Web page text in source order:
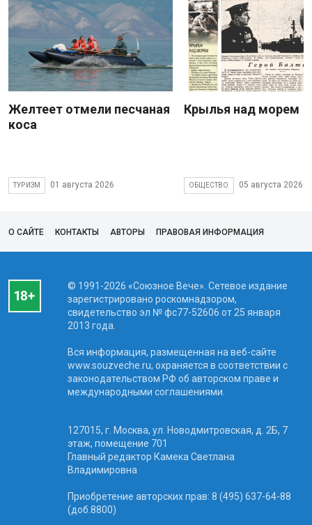
Желтеет отмели песчаная
коса
ТУРИЗМ 01 августа 2026
Крылья над морем
ОБЩЕСТВО 05 августа 2026
О САЙТЕ КОНТАКТЫ АВТОРЫ ПРАВОВАЯ ИНФОРМАЦИЯ
© 1991-2026 «Союзное Вече». Сетевое издание
зарегистрировано роскомнадзором,
свидетельство эл № фc77-52606 от 25 января
2013 года.
Вся информация, размещенная на веб-сайте
www.souzveche.ru, охраняется в соответствии с
законодательством РФ об авторском праве и
международными соглашениями.
127015, г. Москва, ул. Новодмитровская, д. 2Б, 7
этаж, помещение 701
Главный редактор Камека Светлана
Владимировна
Приобретение авторских прав: 8 (495) 637-64-88
(доб.8800)